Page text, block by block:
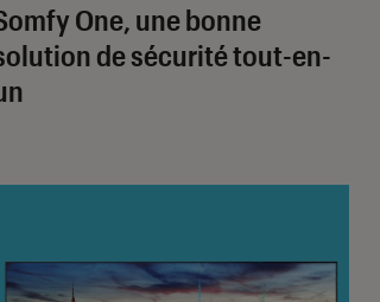
One, une bonne
de sécurité tout-en-